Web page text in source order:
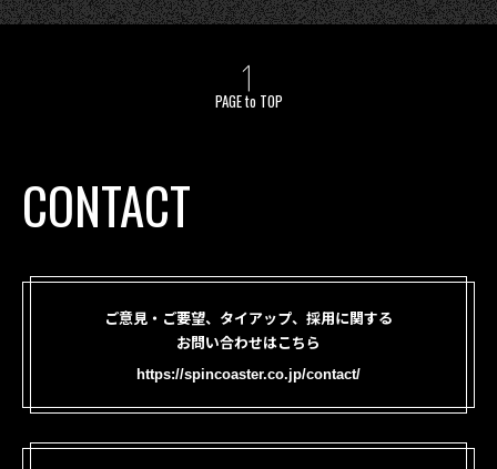
PAGE to TOP
CONTACT
ご意見・ご要望、タイアップ、採用に関する
お問い合わせはこちら
https://spincoaster.co.jp/contact/